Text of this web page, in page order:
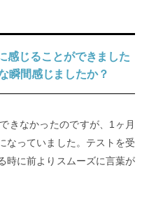
感じることができました
瞬間感じましたか？
きなかったのですが、1ヶ月
なっていました。テストを受
時に前よりスムーズに言葉が